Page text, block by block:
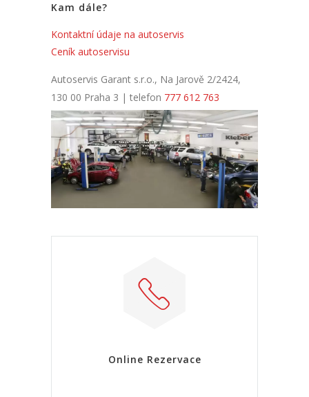
Kam dále?
Kontaktní údaje na autoservis
Ceník autoservisu
Autoservis Garant s.r.o., Na Jarově 2/2424,
130 00 Praha 3 | telefon 777 612 763
Online Rezervace